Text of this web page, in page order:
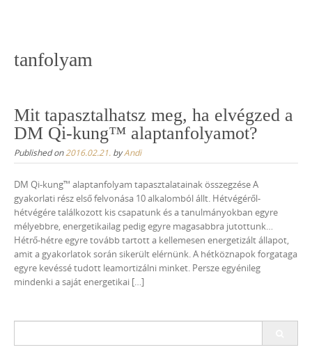
tanfolyam
Mit tapasztalhatsz meg, ha elvégzed a
DM Qi-kung™ alaptanfolyamot?
Published on2016.02.21. byAndi
DM Qi-kung™ alaptanfolyam tapasztalatainak összegzése A
gyakorlati rész első felvonása 10 alkalomból állt. Hétvégéről-
hétvégére találkozott kis csapatunk és a tanulmányokban egyre
mélyebbre, energetikailag pedig egyre magasabbra jutottunk…
Hétrő-hétre egyre tovább tartott a kellemesen energetizált állapot,
amit a gyakorlatok során sikerült elérnünk. A hétköznapok forgataga
egyre kevéssé tudott leamortizálni minket. Persze egyénileg
mindenki a saját energetikai […]